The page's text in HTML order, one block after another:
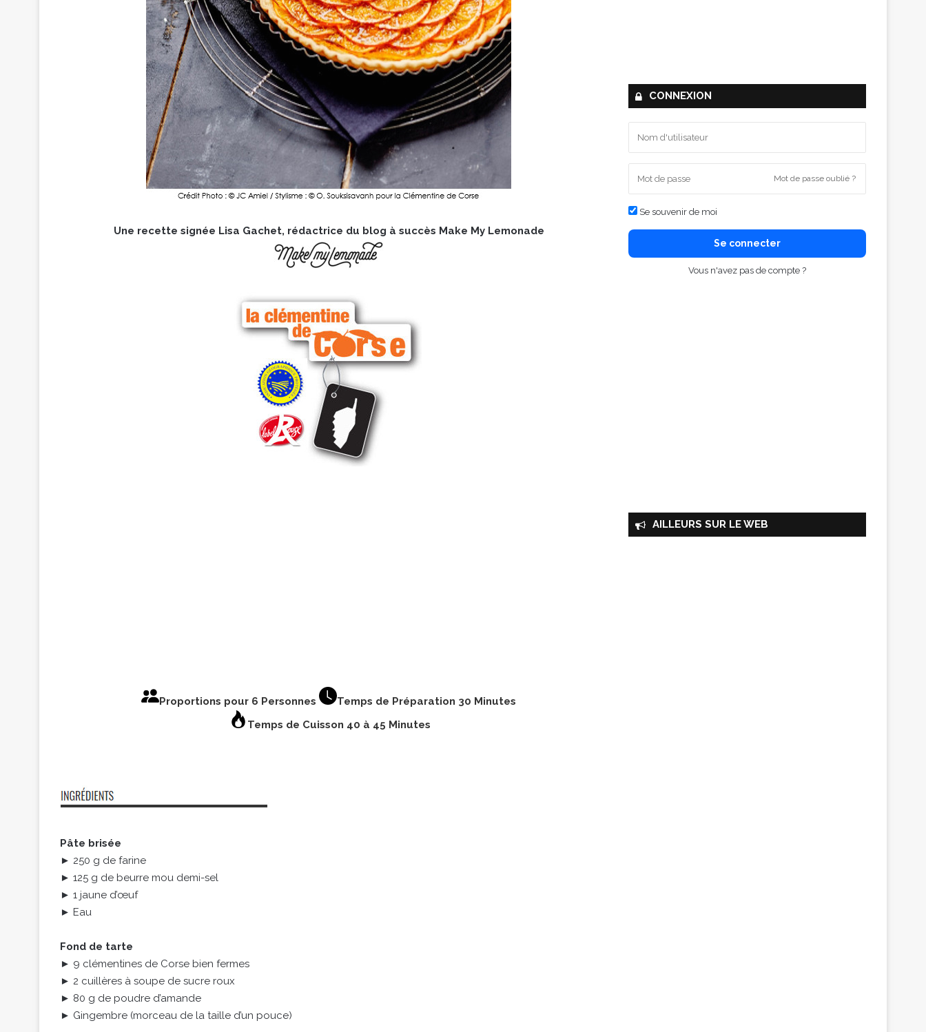
Une recette signée Lisa Gachet, rédactrice du blog à succès Make My Lemonade
Proportions pour 6 Personnes
Temps de Préparation 30 Minutes
Temps de Cuisson 40 à 45 Minutes
Pâte brisée
► 250 g de farine
► 125 g de beurre mou demi-sel
► 1 jaune d’œuf
► Eau
Fond de tarte
► 9 clémentines de Corse bien fermes
► 2 cuillères à soupe de sucre roux
► 80 g de poudre d’amande
► Gingembre (morceau de la taille d’un pouce)
CONNEXION
Mot de passe oublié ?
Se souvenir de moi
Se connecter
Vous n'avez pas de compte ?
AILLEURS SUR LE WEB